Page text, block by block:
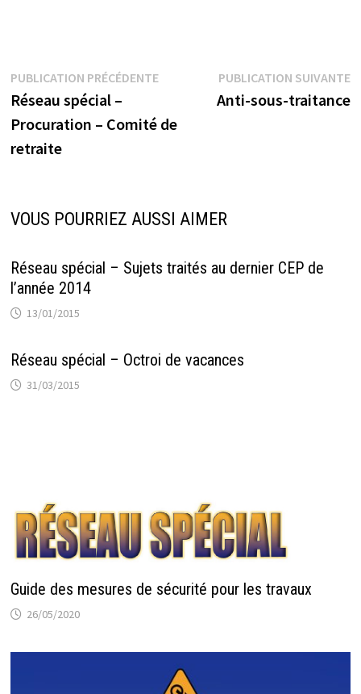
Navigation
de
l’article
PUBLICATION PRÉCÉDENTEPublication
précédente :
Réseau spécial –
Procuration – Comité de
retraite
PUBLICATION SUIVANTE
Anti-sous-traitance
VOUS POURRIEZ AUSSI AIMER
Réseau spécial – Sujets traités au dernier CEP de
l’année 2014
13/01/2015
Réseau spécial – Octroi de vacances
31/03/2015
Guide des mesures de sécurité pour les travaux
26/05/2020